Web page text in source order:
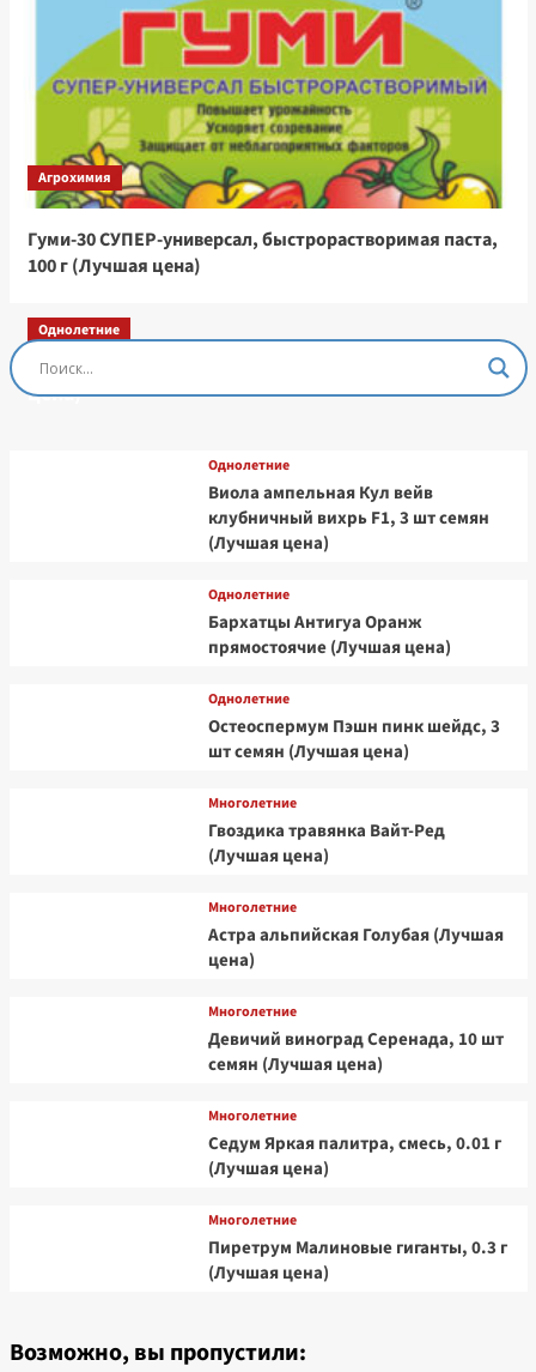
Агрохимия
Гуми-30 СУПЕР-универсал, быстрорастворимая паста,
100 г (Лучшая цена)
Однолетние
Остеоспермум Пэшн Роуз, 3 шт семян (Лучшая
цена)
Однолетние
Виола ампельная Кул вейв
клубничный вихрь F1, 3 шт семян
(Лучшая цена)
Однолетние
Бархатцы Антигуа Оранж
прямостоячие (Лучшая цена)
Однолетние
Остеоспермум Пэшн пинк шейдс, 3
шт семян (Лучшая цена)
Многолетние
Гвоздика травянка Вайт-Ред
(Лучшая цена)
Многолетние
Астра альпийская Голубая (Лучшая
цена)
Многолетние
Девичий виноград Серенада, 10 шт
семян (Лучшая цена)
Многолетние
Седум Яркая палитра, смесь, 0.01 г
(Лучшая цена)
Многолетние
Пиретрум Малиновые гиганты, 0.3 г
(Лучшая цена)
Возможно, вы пропустили: